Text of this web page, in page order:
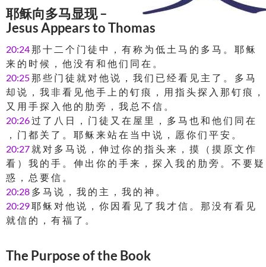
耶稣向多马显现 –
Jesus Appears to Thomas
20:24那 十 二 个 门 徒 中 ， 有 称 为 低 土 马 的 多 马 。 耶 稣
来 的 时 候 ， 他 没 有 和 他 们 同 在 。
20:25那 些 门 徒 就 对 他 说 ， 我 们 已 经 看 见 主 了 。 多 马
却 说 ， 我 非 看 见 他 手 上 的 钉 痕 ， 用 指 头 探 入 那 钉 痕 ，
又 用 手 探 入 他 的 肋 旁 ， 我 总 不 信 。
20:26过 了 八 日 ， 门 徒 又 在 屋 里 ， 多 马 也 和 他 们 同 在
， 门 都 关 了 。 耶 稣 来 站 在 当 中 说 ， 愿 你 们 平 安 。
20:27 就 对 多 马 说 ， 伸 过 你 的 指 头 来 ， 摸 （ 摸 原 文 作
看 ） 我 的 手 。 伸 出 你 的 手 来 ， 探 入 我 的 肋 旁 。 不 要 疑
惑 ， 总 要 信 。
20:28 多 马 说 ， 我 的 主 ， 我 的 神 。
20:29耶 稣 对 他 说 ， 你 因 看 见 了 我 才 信 。 那 没 有 看 见
就 信 的 ， 有 福 了 。
The Purpose of the Book